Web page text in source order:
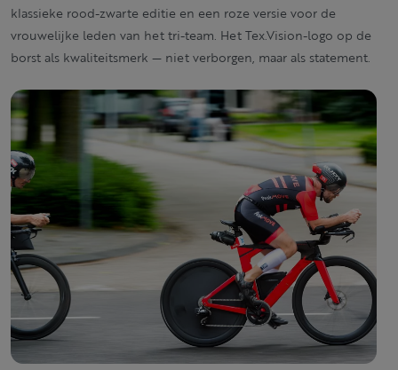
klassieke rood-zwarte editie en een roze versie voor de
vrouwelijke leden van het tri-team. Het Tex.Vision-logo op de
borst als kwaliteitsmerk — niet verborgen, maar als statement.